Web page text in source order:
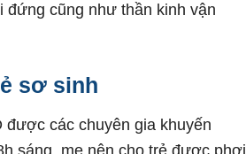
đứng cũng như thần kinh vận
sơ sinh
được các chuyên gia khuyến
sáng, mẹ nên cho trẻ được phơi